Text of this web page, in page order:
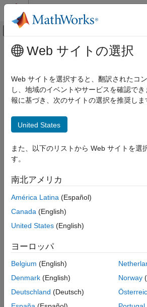
コンテンツへスキップ
オフキャンバス ナビ
ドキュメンテーションのホーム
メインコンテンツ
How useful was this
Web サイトの選択
Web サイトを選択すると、翻訳されたコ
し、地域のイベントやサービスを確認で
報に基づき、次のサイトの選択を推奨しま
United States
また、以下のリストから Web サイトを選
す。
南北アメリカ
América Latina (Español)
Canada (English)
United States (English)
ヨーロッパ
Belgium (English)
Denmark (English)
Deutschland (Deutsch)
Norway
トラストセンター
プライバシ
違法コピー防止
アプリケーション ス
© 1994-2026 The MathWorks, Inc.